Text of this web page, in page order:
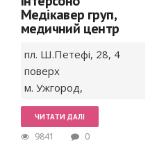
Медікавер груп,
медичний центр
пл. Ш.Петефі, 28, 4
поверх
м. Ужгород,
ЧИТАТИ ДАЛІ
9841 0